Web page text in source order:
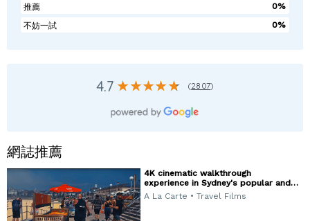
推薦
0%
不妨一試
0%
4.7 (2807)
網誌推薦
4K cinematic walkthrough
experience in Sydney's popular and
beautiful spots. Summer in Sydney
A La Carte • Travel Films